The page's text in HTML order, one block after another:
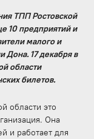
ТПП Ростовской
10 предприятий и
малого и
Дона. 17 декабря в
области
билетов.
области это
Она
и работает для